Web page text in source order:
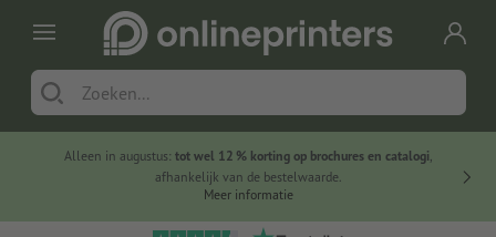
Alleen in augustus: tot wel 12 % korting op brochures en catalogi,
afhankelijk van de bestelwaarde.
Meer informatie